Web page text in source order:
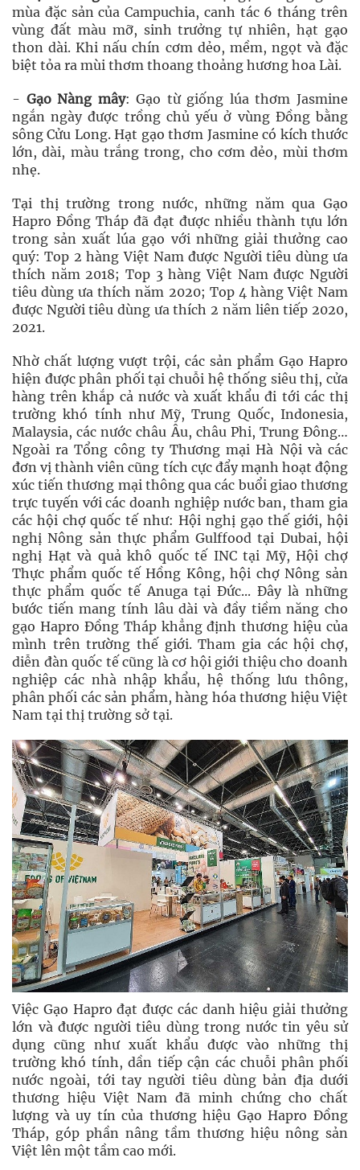
mùa đặc sản của Campuchia, canh tác 6 tháng trên
vùng đất màu mỡ, sinh trưởng tự nhiên, hạt gạo
thon dài. Khi nấu chín cơm dẻo, mềm, ngọt và đặc
biệt tỏa ra mùi thơm thoang thoảng hương hoa Lài.
- Gạo Nàng mây: Gạo từ giống lúa thơm Jasmine
ngắn ngày được trồng chủ yếu ở vùng Đồng bằng
sông Cửu Long. Hạt gạo thơm Jasmine có kích thước
lớn, dài, màu trắng trong, cho cơm dẻo, mùi thơm
nhẹ.
Tại thị trường trong nước, những năm qua Gạo
Hapro Đồng Tháp đã đạt được nhiều thành tựu lớn
trong sản xuất lúa gạo với những giải thưởng cao
quý: Top 2 hàng Việt Nam được Người tiêu dùng ưa
thích năm 2018; Top 3 hàng Việt Nam được Người
tiêu dùng ưa thích năm 2020; Top 4 hàng Việt Nam
được Người tiêu dùng ưa thích 2 năm liên tiếp 2020,
2021.
Nhờ chất lượng vượt trội, các sản phẩm Gạo Hapro
hiện được phân phối tại chuỗi hệ thống siêu thị, cửa
hàng trên khắp cả nước và xuất khẩu đi tới các thị
trường khó tính như Mỹ, Trung Quốc, Indonesia,
Malaysia, các nước châu Âu, châu Phi, Trung Đông…
Ngoài ra Tổng công ty Thương mại Hà Nội và các
đơn vị thành viên cũng tích cực đẩy mạnh hoạt động
xúc tiến thương mại thông qua các buổi giao thương
trực tuyến với các doanh nghiệp nước ban, tham gia
các hội chợ quốc tế như: Hội nghị gạo thế giới, hội
nghị Nông sản thực phẩm Gulffood tại Dubai, hội
nghị Hạt và quả khô quốc tế INC tại Mỹ, Hội chợ
Thực phẩm quốc tế Hồng Kông, hội chợ Nông sản
thực phẩm quốc tế Anuga tại Đức... Đây là những
bước tiến mang tính lâu dài và đầy tiềm năng cho
gạo Hapro Đồng Tháp khẳng định thương hiệu của
mình trên trường thế giới. Tham gia các hội chợ,
diễn đàn quốc tế cũng là cơ hội giới thiệu cho doanh
nghiệp các nhà nhập khẩu, hệ thống lưu thông,
phân phối các sản phẩm, hàng hóa thương hiệu Việt
Nam tại thị trường sở tại.
Việc Gạo Hapro đạt được các danh hiệu giải thưởng
lớn và được người tiêu dùng trong nước tin yêu sử
dụng cũng như xuất khẩu được vào những thị
trường khó tính, dần tiếp cận các chuỗi phân phối
nước ngoài, tới tay người tiêu dùng bản địa dưới
thương hiệu Việt Nam đã minh chứng cho chất
lượng và uy tín của thương hiệu Gạo Hapro Đồng
Tháp, góp phần nâng tầm thương hiệu nông sản
Việt lên một tầm cao mới.